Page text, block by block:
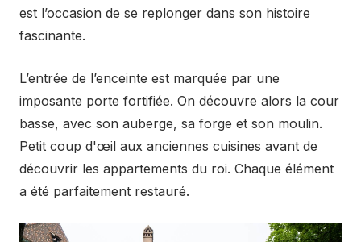
est l’occasion de se replonger dans son histoire
fascinante.
L’entrée de l’enceinte est marquée par une
imposante porte fortifiée. On découvre alors la cour
basse, avec son auberge, sa forge et son moulin.
Petit coup d'œil aux anciennes cuisines avant de
découvrir les appartements du roi. Chaque élément
a été parfaitement restauré.